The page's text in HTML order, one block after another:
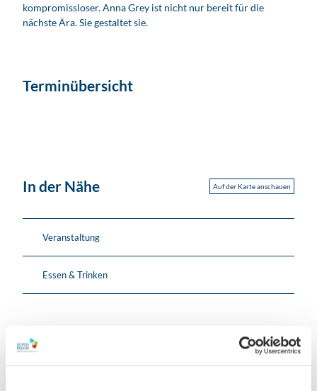
kompromissloser. Anna Grey ist nicht nur bereit für die
nächste Ära. Sie gestaltet sie.
Terminübersicht
In der Nähe Auf der Karte anschauen
Veranstaltung
Essen & Trinken
Veranstaltungsort
WERK 2 – Kulturfabrik Leipzig e.V.